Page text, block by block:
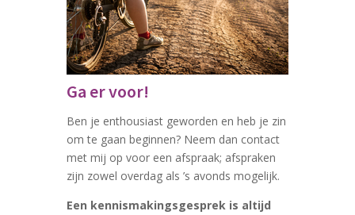
Ga er voor!
Ben je enthousiast geworden en heb je zin
om te gaan beginnen? Neem dan contact
met mij op voor een afspraak; afspraken
zijn zowel overdag als ’s avonds mogelijk.
Een kennismakingsgesprek is altijd